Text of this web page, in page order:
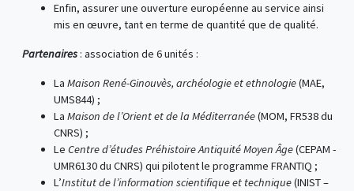
Enfin, assurer une ouverture européenne au service ainsi
mis en œuvre, tant en terme de quantité que de qualité.
Partenaires: association de 6 unités :
La Maison René-Ginouvès, archéologie et ethnologie(MAE,
UMS844) ;
La Maison de l’Orient et de la Méditerranée(MOM, FR538 du
CNRS) ;
Le Centre d’études Préhistoire Antiquité Moyen Âge(CEPAM -
UMR6130 du CNRS) qui pilotent le programme FRANTIQ ;
L’Institut de l’information scientifique et technique(INIST –